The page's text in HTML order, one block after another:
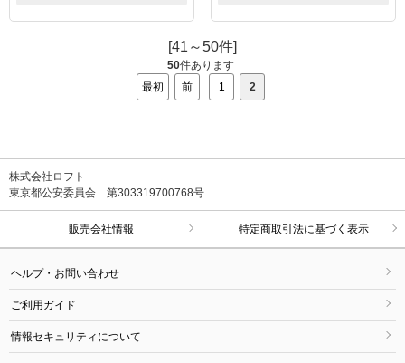
[41～50件]
50件あります
最初
前 1 2
株式会社ロフト
東京都公安委員会 第303319700768号
販売会社情報 特定商取引法に基づく表示
ヘルプ・お問い合わせ
ご利用ガイド
情報セキュリティについて